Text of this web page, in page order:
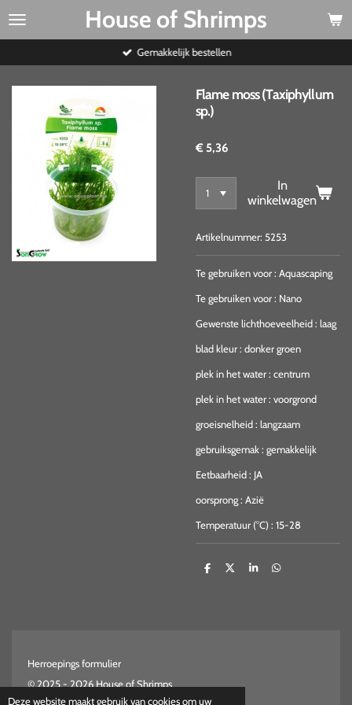
Deze website maakt gebruik van cookies om uw
Ga
House of Shrimps
Gemakkelijk bestellen
Flame moss (Taxiphyllum
sp.)
€ 5,36
In
winkelwagen
Artikelnummer: 5253
Te gebruiken voor: Aquascaping
Te gebruiken voor: Nano
Gewenste lichthoeveelheid: laag
blad kleur: donker groen
plek in het water: centrum
plek in het water: voorgrond
groeisnelheid: langzaam
gebruiksgemak: gemakkelijk
Eetbaarheid: JA
oorsprong: Azië
Temperatuur (°C) : 15-28
D
D
S
D
Herroepings formulier
© 2025 - 2026 House of Shrimps
Powered byJouwWeb